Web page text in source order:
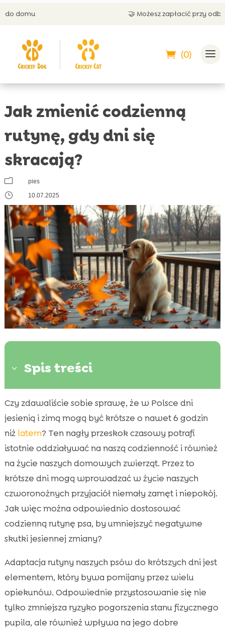
🤝 Możesz zapłacić przy odbiorze
(0)
Jak zmienić codzienną
rutynę, gdy dni się
skracają?
m pies
} 10.07.2025
3 Spis treści
 Znaczenie dostosowania rutyny psa jesienią
 Dlaczego zmiana codziennej rutyny jest
ważna
 Zmiana codziennej rutyny psa jesienią
 Rola diety w zdrowiu psa podczas jesieni
 Aktywności, które można dostosować do
krótszych dni
 Wpływ pogody na samopoczucie psa
 Wprowadzenie nowych zabaw w domu
 Poranne i wieczorne spacery: jak je
 Zalety używania CricksyDog dla zdrowia i
szczęścia psa
 Zarządzanie czasem wolnym psa

Znaczenie regularnych badań
weterynaryjnych
Czy zdawaliście sobie sprawę, że w Polsce dni
jesienią i zimą mogą być krótsze o nawet 6 godzin
niż latem? Ten nagły przeskok czasowy potrafi
istotnie oddziaływać na naszą codzienność i również
na życie naszych domowych zwierząt. Przez to
krótsze dni mogą wprowadzać w życie naszych
czworonożnych przyjaciół niemały zamęt i niepokój.
Jak więc można odpowiednio dostosować
codzienną rutynę psa, by umniejszyć negatywne
skutki jesiennej zmiany?
Adaptacja rutyny naszych psów do krótszych dni jest
elementem, który bywa pomijany przez wielu
opiekunów. Odpowiednie przystosowanie się nie
tylko zmniejsza ryzyko pogorszenia stanu fizycznego
pupila, ale również wpływa na jego dobre